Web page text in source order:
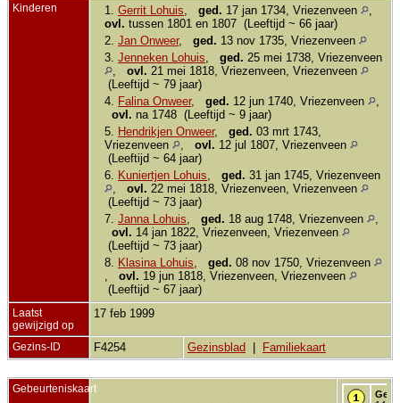
Kinderen 1. Gerrit Lohuis ged. 17 jan 1734, Vriezenveen
ovl. tussen 1801 en 1807 (Leeftijd ~ 66 jaar)
2. Jan Onweer, ged. 13 nov 1735, Vriezenveen
3. Jenneken Lohuis ged. 25 mei 1738, Vriezenveen
ovl. 21 mei 1818, Vriezenveen, Vriezenveen
(Leeftijd ~ 79 jaar)
4.
Falina Onweer, ged. 12 jun 1740, Vriezenveen
ovl. na 1748 (Leeftijd ~ 9 jaar)
5.
Hendrikjen Onweer, ged. 03 mrt 1743,
Vriezenveen
ovl. 12 jul 1807, Vriezenveen
(Leeftijd ~ 64 jaar)
6.
Kuniertjen Lohuis ged. 31 jan 1745, Vriezenveen
ovl. 22 mei 1818, Vriezenveen, Vriezenveen
(Leeftijd ~ 73 jaar)
7. Janna Lohuis ged. 18 aug 1748, Vriezenveen
ovl. 14 jan 1822, Vriezenveen, Vriezenveen
(Leeftijd ~ 73 jaar)
8.
Klasina Lohuis ged. 08 nov 1750, Vriezenveen
ovl. 19 jun 1818, Vriezenveen, Vriezenveen
(Leeftijd ~ 67 jaar)
Laatst
gewijzigd op
17 feb 1999
Gezins-ID F4254 Gezinsblad Familiekaart
Gebeurteniskaart